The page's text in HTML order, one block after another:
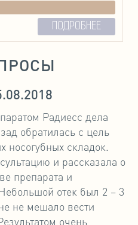
ПОДРОБНЕЕ
Радиесс дела
обратилась с цель
носогубных складок.
и рассказала о
препарата и
отек был 2 – 3
не мешало вести
очень